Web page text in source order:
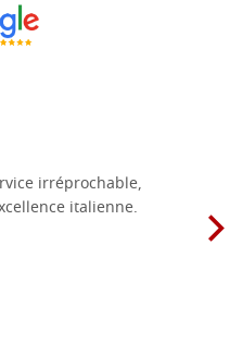
irréprochable,
italienne.